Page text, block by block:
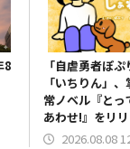
8
「自虐勇者ぽ
「いちりん」
常ノベル『とっ
あわせ!』をリ
2026.08.08